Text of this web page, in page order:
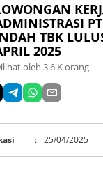
TBK
2025
oleh 3.6 K orang
: 25/04/2025